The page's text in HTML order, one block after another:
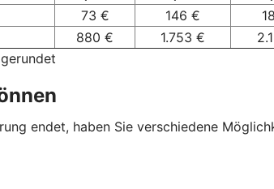
73 € 146 €
880 € 1.753 €
endet, haben Sie verschiedene